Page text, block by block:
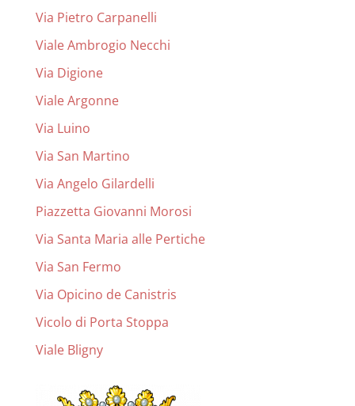
Via Pietro Carpanelli
Viale Ambrogio Necchi
Via Digione
Viale Argonne
Via Luino
Via San Martino
Via Angelo Gilardelli
Piazzetta Giovanni Morosi
Via Santa Maria alle Pertiche
Via San Fermo
Via Opicino de Canistris
Vicolo di Porta Stoppa
Viale Bligny